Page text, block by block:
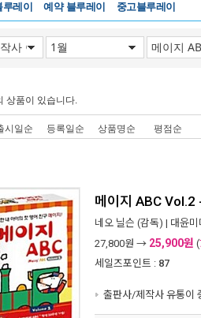
레이 예약 블루레이 중고블루레이
상품이 있습니다.
시일순 등록일순 상품명순 평점순
메이지 ABC
네오 닐슨 (감독) | 대윤미
27,800원 → 25,900원 (
세일즈포인트 : 87
출판사/제작사 유통이